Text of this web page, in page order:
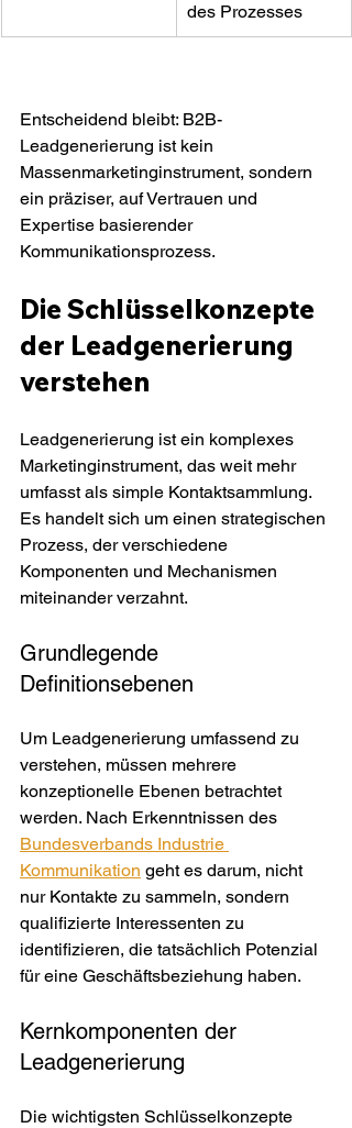
des Prozesses
Entscheidend bleibt: B2B-
Leadgenerierung ist kein
Massenmarketinginstrument, sondern
ein präziser, auf Vertrauen und
Expertise basierender
Kommunikationsprozess.
Die Schlüsselkonzepte
der Leadgenerierung
verstehen
Leadgenerierung ist ein komplexes
Marketinginstrument, das weit mehr
umfasst als simple Kontaktsammlung.
Es handelt sich um einen strategischen
Prozess, der verschiedene
Komponenten und Mechanismen
miteinander verzahnt.
Grundlegende
Definitionsebenen
Um Leadgenerierung umfassend zu
verstehen, müssen mehrere
konzeptionelle Ebenen betrachtet
werden. Nach Erkenntnissen des
Bundesverbands Industrie
Kommunikation geht es darum, nicht
nur Kontakte zu sammeln, sondern
qualifizierte Interessenten zu
identifizieren, die tatsächlich Potenzial
für eine Geschäftsbeziehung haben.
Kernkomponenten der
Leadgenerierung
Die wichtigsten Schlüsselkonzepte